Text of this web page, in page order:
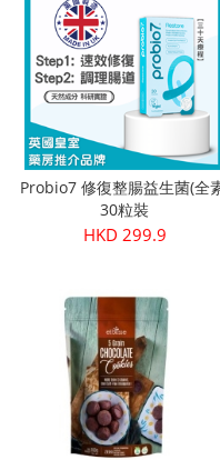
Probio7 修復整腸益生菌(全
30粒裝
HKD 299.9